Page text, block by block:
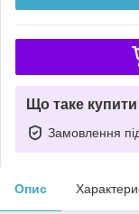
Що таке
Замовлення
Опис